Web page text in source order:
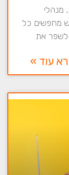
מנהלי
מחפשים כל
את
עוד »